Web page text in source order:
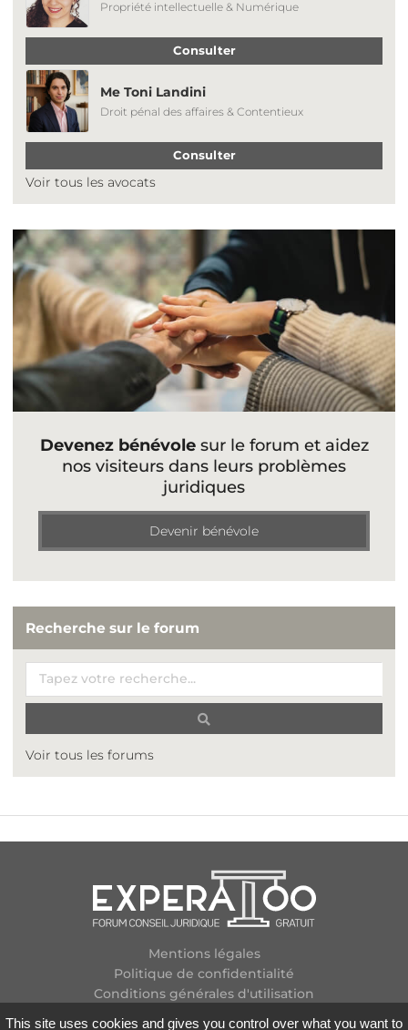
Propriété intellectuelle & Numérique
Consulter
Me Toni Landini
Droit pénal des affaires & Contentieux
Consulter
Voir tous les avocats
Devenez bénévolesur le forum et aidez
nos visiteurs dans leurs problèmes
juridiques
Devenir bénévole
Recherche sur le forum
Voir tous les forums
Mentions légales
Politique de confidentialité
Conditions générales d'utilisation
This site uses cookies and gives you control over what you want to